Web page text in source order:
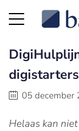
05 december
Helaas kan